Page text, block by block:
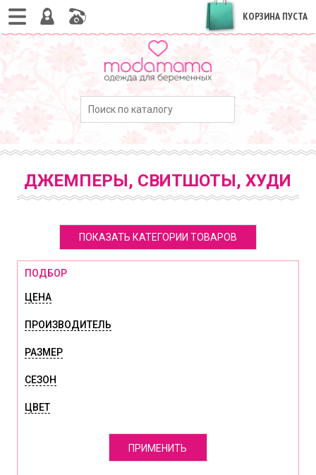
КОРЗИНА ПУСТА
ДЖЕМПЕРЫ, СВИТШОТЫ, ХУДИ
ПОКАЗАТЬ КАТЕГОРИИ ТОВАРОВ
ПОДБОР
ЦЕНА
ПРОИЗВОДИТЕЛЬ
РАЗМЕР
СЕЗОН
ЦВЕТ
ПРИМЕНИТЬ